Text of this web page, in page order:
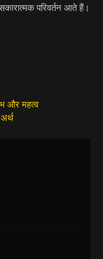
परिवर्तन आते हैं।
और महत्व